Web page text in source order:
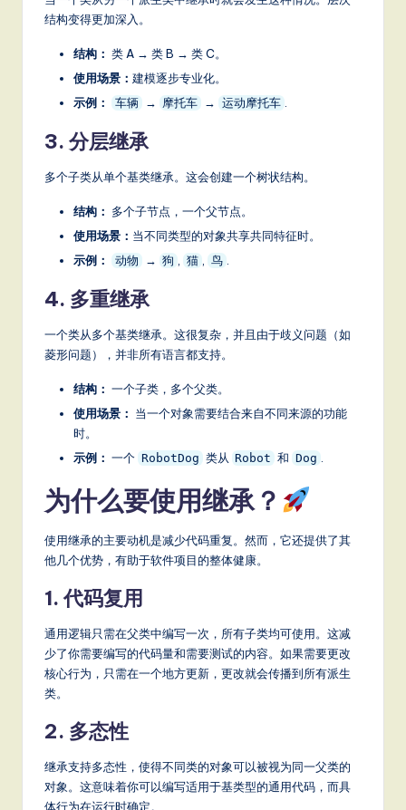
it结构变得更加深入。
结构： 类 A → 类 B → 类 C。
使用场景： 建模逐步专业化。
示例：
车辆 → 摩托车 → 运动摩托车 .
3. 分层继承
多个子类从单个基类继承。这会创建一个树状结构。
结构： 多个子节点，一个父节点。
使用场景： 当不同类型的对象共享共同特征时。
示例：
动物 → 狗 , 猫 , 鸟 .
4. 多重继承
一个类从多个基类继承。这很复杂，并且由于歧义问题（如
菱形问题），并非所有语言都支持。
结构： 一个子类，多个父类。
使用场景： 当一个对象需要结合来自不同来源的功能
时。
示例： 一个 RobotDog 类从 Robot 和 Dog .
为什么要使用继承？
使用继承的主要动机是减少代码重复。然而，它还提供了其
他几个优势，有助于软件项目的整体健康。
1. 代码复用
通用逻辑只需在父类中编写一次，所有子类均可使用。这减
少了你需要编写的代码量和需要测试的内容。如果需要更改
核心行为，只需在一个地方更新，更改就会传播到所有派生
类。
2. 多态性
继承支持多态性，使得不同类的对象可以被视为同一父类的
对象。这意味着你可以编写适用于基类型的通用代码，而具
体行为在运行时确定。